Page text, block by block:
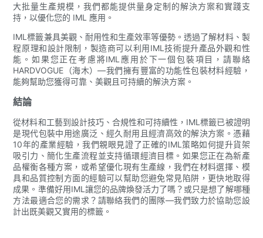
大批量生產規模，我們都能提供量身定制的解決方案和實踐支
持，以優化您的 IML 應用。
IML標籤兼具美觀、耐用性和生產效率等優勢。透過了解材料、製
程原理和設計限制，製造商可以利用IML技術提升產品外觀和性
能。如果您正在考慮將IML應用於下一個包裝項目，請聯絡
HARDVOGUE（海木）—我們擁有豐富的功能性包裝材料經驗，
能夠幫助您獲得可靠、美觀且可持續的解決方案。
結論
從材料和工藝到設計技巧、合規性和可持續性，IML標籤已被證明
是現代包裝中用途廣泛、經久耐用且經濟高效的解決方案。憑藉
10年的產業經驗，我們親眼見證了正確的IML策略如何提升貨架
吸引力、簡化生產流程並支持循環經濟目標。如果您正在為新產
品權衡各種方案，或希望優化現有生產線，我們在材料選擇、模
具和品質控制方面的經驗可以幫助您避免常見陷阱，更快地取得
成果。準備好用IML讓您的品牌煥發活力了嗎？或只是想了解哪種
方法最適合您的需求？請聯絡我們的團隊—我們致力於協助您設
計出既美觀又實用的標籤。